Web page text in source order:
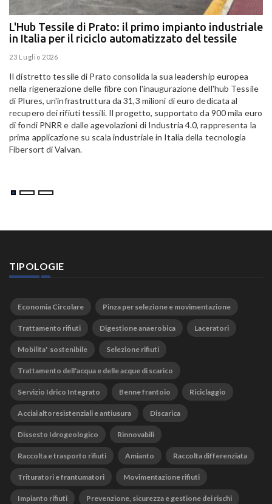
L'Hub Tessile di Prato: il primo impianto industriale
in Italia per il riciclo automatizzato del tessile
23 Luglio 2026
Il distretto tessile di Prato consolida la sua leadership europea
nella rigenerazione delle fibre con l'inaugurazione dell'hub Tessile
di Plures, un'infrastruttura da 31,3 milioni di euro dedicata al
recupero dei rifiuti tessili. Il progetto, supportato da 900 mila euro
di fondi PNRR e dalle agevolazioni di Industria 4.0, rappresenta la
prima applicazione su scala industriale in Italia della tecnologia
Fibersort di Valvan.
TIPOLOGIE
Economia Circolare Pinza per selezione e movimentazione
Trattamento rifiuti Digestione anaerobica Laceratori
Mobilita' sostenibile Selezione rifiuti
Trattamento dell'acqua e delle acque di scarico
Servizio Idrico Integrato Benne frantoio Riciclaggio
Acciai altoresistenziali e antiusura Discarica
Dissesto Idrogeologico Rinnovabili
Raccolta e trasporto rifiuti Amianto Raccolta differenziata
Trituratori e frantumatori Movimentazione rifiuti
Impianto rifiuti Prevenzione, sicurezza e gestione dei rischi